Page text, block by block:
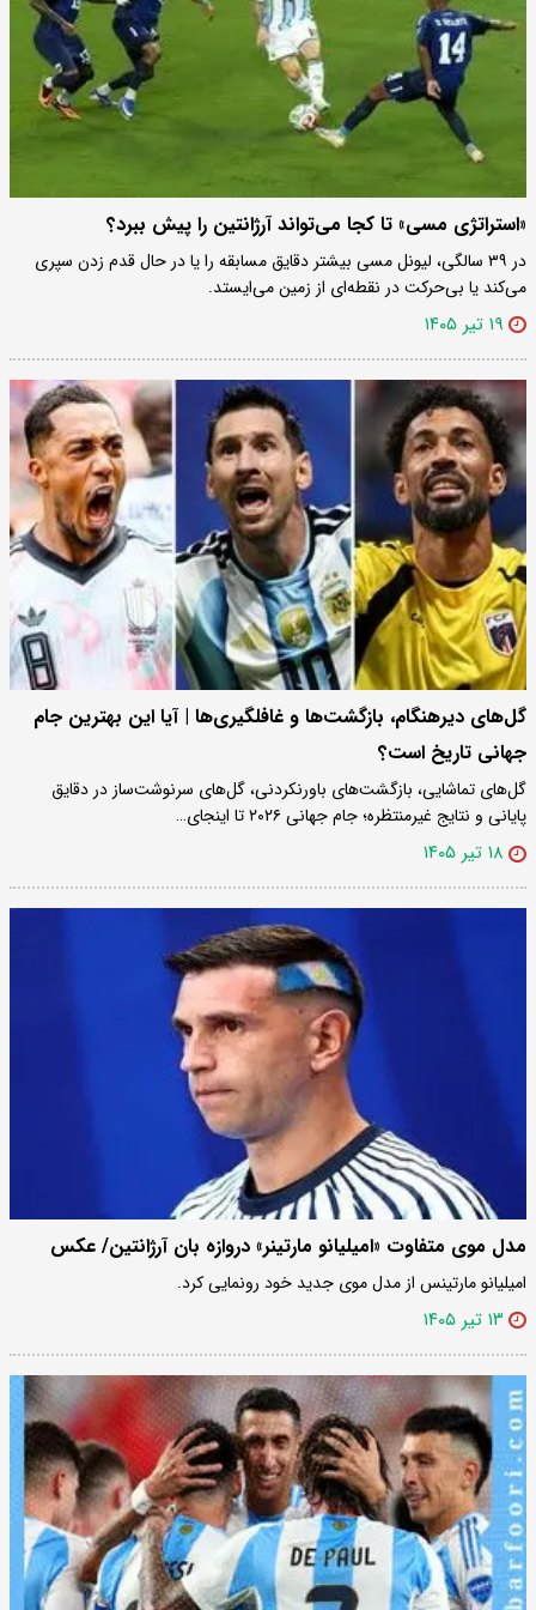
«استراتژی مسی» تا کجا می‌تواند آرژانتین را پیش ببرد؟
در ۳۹ سالگی، لیونل مسی بیشتر دقایق مسابقه را یا در حال قدم زدن سپری
می‌کند یا بی‌حرکت در نقطه‌ای از زمین می‌ایستد.
۱۹ تیر ۱۴۰۵
گل‌های دیرهنگام، بازگشت‌ها و غافلگیری‌ها | آیا این بهترین جام
جهانی تاریخ است؟
گل‌های تماشایی، بازگشت‌های باورنکردنی، گل‌های سرنوشت‌ساز در دقایق
پایانی و نتایج غیرمنتظره؛ جام جهانی ۲۰۲۶ تا اینجای…
۱۸ تیر ۱۴۰۵
مدل موی متفاوت «امیلیانو مارتینر» دروازه بان آرژانتین/ عکس
امیلیانو مارتینس از مدل موی جدید خود رونمایی کرد.
۱۳ تیر ۱۴۰۵